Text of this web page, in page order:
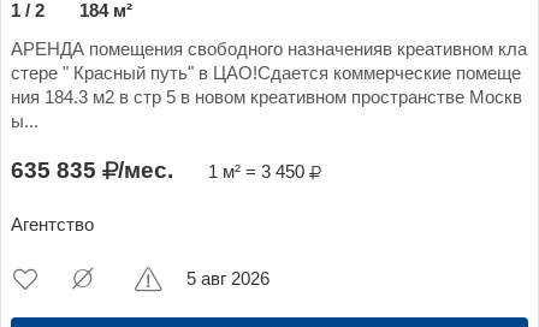
1 / 2
184 м²
АРЕНДА помещения свободного назначенияв креативном кла
стере " Красный путь" в ЦАО!Сдается коммерческие помеще
ния 184.3 м2 в стр 5 в новом креативном пространстве Москв
ы...
635 835 /мес. 1 м² = 3 450
Агентство
5 авг 2026